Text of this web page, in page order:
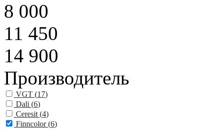
8 000
11 450
14 900
Производитель
VGT (17)
Dali (6)
Ceresit (4)
Finncolor (6)